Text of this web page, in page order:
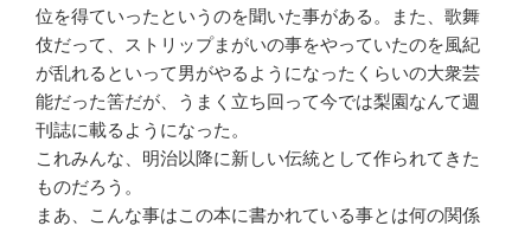
位を得ていったというのを聞いた事がある。また、歌舞
伎だって、ストリップまがいの事をやっていたのを風紀
が乱れるといって男がやるようになったくらいの大衆芸
能だった筈だが、うまく立ち回って今では梨園なんて週
刊誌に載るようになった。
これみんな、明治以降に新しい伝統として作られてきた
ものだろう。
まあ、こんな事はこの本に書かれている事とは何の関係